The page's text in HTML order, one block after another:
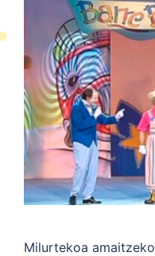
Milurtekoa amaitzeko